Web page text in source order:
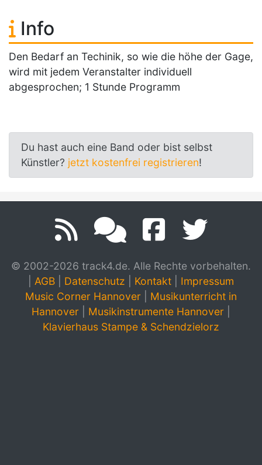
Info
Den Bedarf an Techinik, so wie die höhe der Gage,
wird mit jedem Veranstalter individuell
abgesprochen; 1 Stunde Programm
Du hast auch eine Band oder bist selbst
Künstler? jetzt kostenfrei registrieren!
© 2002-2026 track4.de. Alle Rechte vorbehalten.
AGB Datenschutz Kontakt
Impressum
Music Corner Hannover
Musikunterricht in
Hannover
Musikinstrumente Hannover
Klavierhaus Stampe & Schendzielorz